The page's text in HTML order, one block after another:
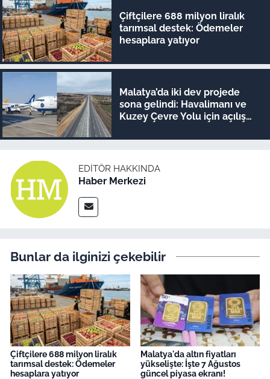
Çiftçilere 688 milyon liralık
tarımsal destek: Ödemeler
hesaplara yatıyor
Malatya’da iki dev projede
sona gelindi: Havalimanı ve
Kuzey Çevre Yolu için açılış
EDITÖR HAKKINDA
Haber Merkezi
Bunlar da ilginizi çekebilir
Çiftçilere 688 milyon liralık
tarımsal destek: Ödemeler
hesaplara yatıyor
Malatya'da altın fiyatları
yükselişte: İşte 7 Ağustos
güncel piyasa ekranı!